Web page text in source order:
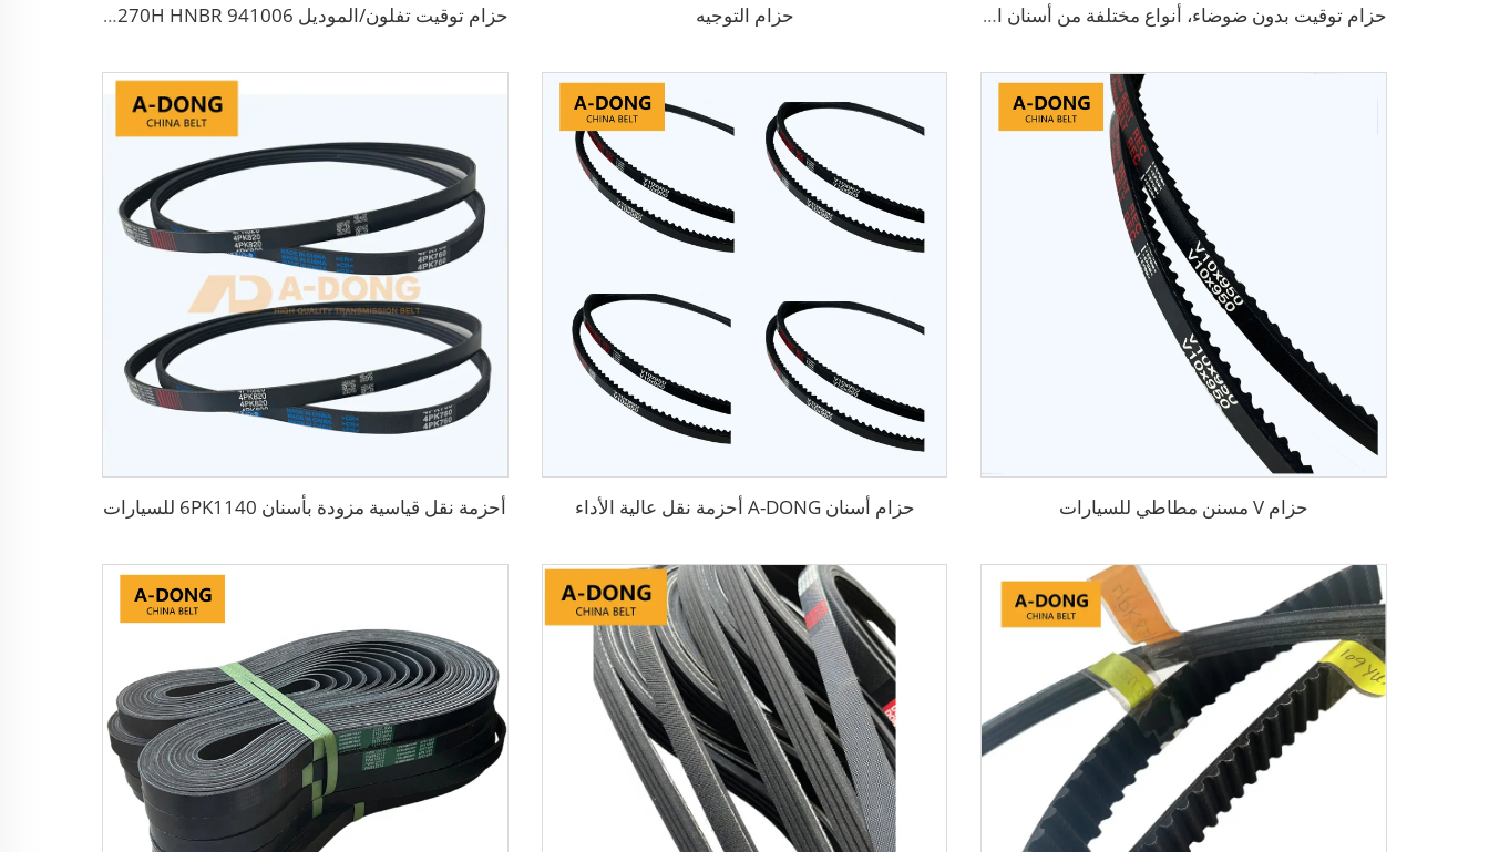
حزام توقيت بدون ضوضاء، أنواع مختلفة من أسنان الحزام، لحماية محركات السيارات، مواد HNBR/CR من مصنع في الصين حزام التوجيه حزام توقيت تفلون/الموديل 941006 123RP270H HNBR+تفلون لمحرك الديزل
حزام V مسنن مطاطي للسيارات حزام أسنان A-DONG أحزمة نقل عالية الأداء أحزمة نقل قياسية مزودة بأسنان 6PK1140 للسيارات